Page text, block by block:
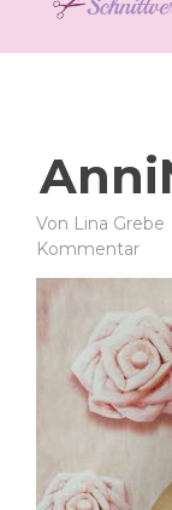
Von Lina Grebe
Kommentarzu